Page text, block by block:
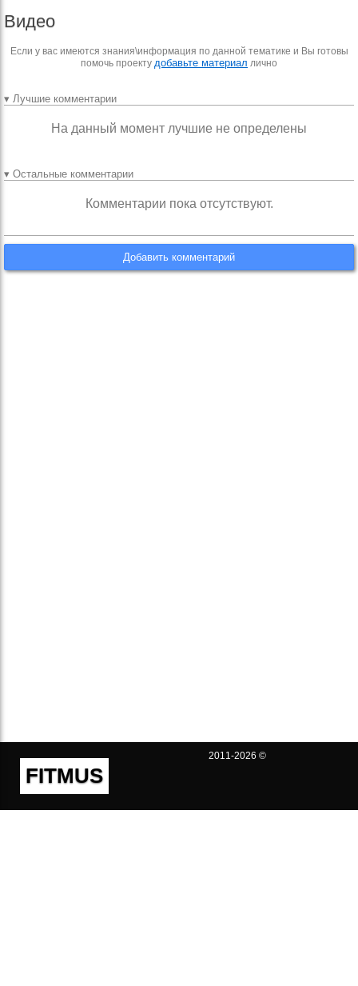
Видео
Если у вас имеются знания\информация по данной тематике и Вы готовы
помочь проекту добавьте материал лично
▾ Лучшие комментарии
На данный момент лучшие не определены
▾ Остальные комментарии
Комментарии пока отсутствуют.
Добавить комментарий
FITMUS
2011-2026 ©